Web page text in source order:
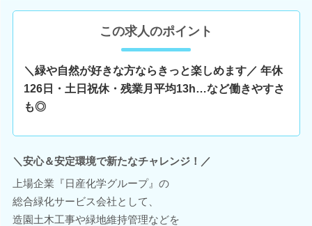
この求人のポイント
＼緑や自然が好きな方ならきっと楽しめます／ 年休
126日・土日祝休・残業月平均13h…など働きやすさ
も◎
＼安心＆安定環境で新たなチャレンジ！／
上場企業『日産化学グループ』の
総合緑化サービス会社として、
造園土木工事や緑地維持管理などを